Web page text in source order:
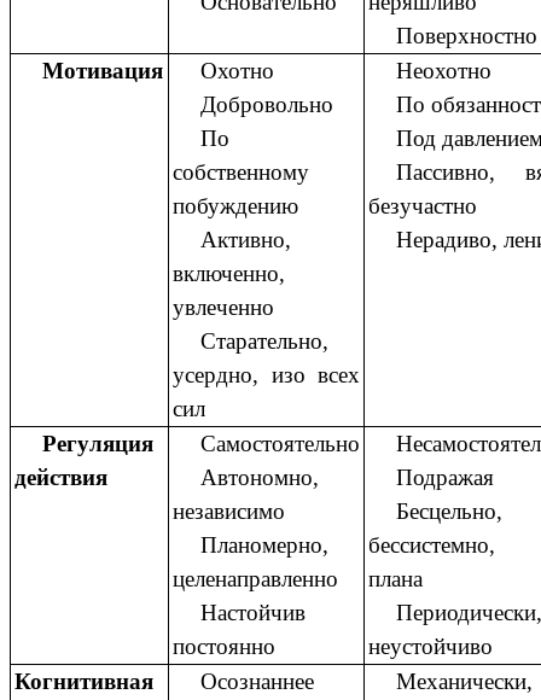
Поверхностно
Мотивация
Охотно
Добровольно
По
собственному
побуждению
Активно,
включенно,
увлеченно
Старательно,
усердно, изо всех
сил
Неохотно
По
Под
Пассивно,
безучастно
Нерадиво,
Регуляция
действия
Самостоятельно
Автономно,
независимо
Планомерно,
целенаправленно
Настойчив
постоянно
Подражая
Бесцельно,
бессистемно,
плана
неустойчиво
Когнитивная
Осознаннее